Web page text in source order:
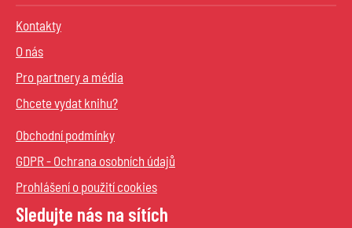
Kontakty
O nás
Pro partnery a média
Chcete vydat knihu?
Obchodní podmínky
GDPR - Ochrana osobních údajů
Prohlášení o použití cookies
Sledujte nás na sítích